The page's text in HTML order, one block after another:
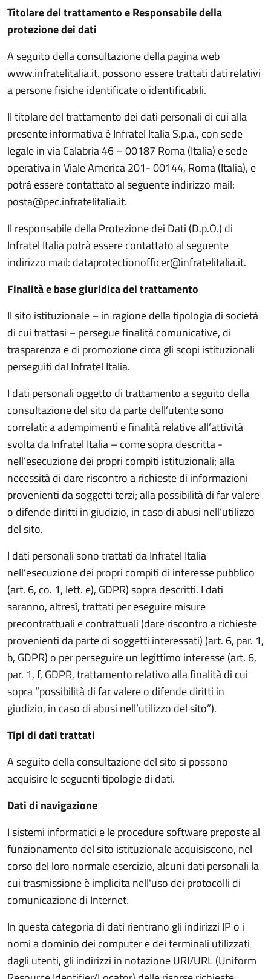
Titolare del trattamento e Responsabile della
protezione dei dati
A seguito della consultazione della pagina web
www.infratelitalia.it. possono essere trattati dati relativi
a persone fisiche identificate o identificabili.
Il titolare del trattamento dei dati personali di cui alla
presente informativa è Infratel Italia S.p.a., con sede
legale in via Calabria 46 – 00187 Roma (Italia) e sede
operativa in Viale America 201- 00144, Roma (Italia), e
potrà essere contattato al seguente indirizzo mail:
posta@pec.infratelitalia.it.
Il responsabile della Protezione dei Dati (D.p.O.) di
Infratel Italia potrà essere contattato al seguente
indirizzo mail: dataprotectionofficer@infratelitalia.it.
Finalità e base giuridica del trattamento
Il sito istituzionale – in ragione della tipologia di società
di cui trattasi – persegue finalità comunicative, di
trasparenza e di promozione circa gli scopi istituzionali
perseguiti dal Infratel Italia.
I dati personali oggetto di trattamento a seguito della
consultazione del sito da parte dell’utente sono
correlati: a adempimenti e finalità relative all’attività
svolta da Infratel Italia – come sopra descritta -
nell’esecuzione dei propri compiti istituzionali; alla
necessità di dare riscontro a richieste di informazioni
provenienti da soggetti terzi; alla possibilità di far valere
o difende diritti in giudizio, in caso di abusi nell’utilizzo
del sito.
I dati personali sono trattati da Infratel Italia
nell’esecuzione dei propri compiti di interesse pubblico
(art. 6, co. 1, lett. e), GDPR) sopra descritti. I dati
saranno, altresì, trattati per eseguire misure
precontrattuali e contrattuali (dare riscontro a richieste
provenienti da parte di soggetti interessati) (art. 6, par. 1,
b, GDPR) o per perseguire un legittimo interesse (art. 6,
par. 1, f, GDPR, trattamento relativo alla finalità di cui
sopra “possibilità di far valere o difende diritti in
giudizio, in caso di abusi nell’utilizzo del sito”).
Tipi di dati trattati
A seguito della consultazione del sito si possono
acquisire le seguenti tipologie di dati.
Dati di navigazione
I sistemi informatici e le procedure software preposte al
funzionamento del sito istituzionale acquisiscono, nel
corso del loro normale esercizio, alcuni dati personali la
cui trasmissione è implicita nell'uso dei protocolli di
comunicazione di Internet.
In questa categoria di dati rientrano gli indirizzi IP o i
nomi a dominio dei computer e dei terminali utilizzati
dagli utenti, gli indirizzi in notazione URI/URL (Uniform